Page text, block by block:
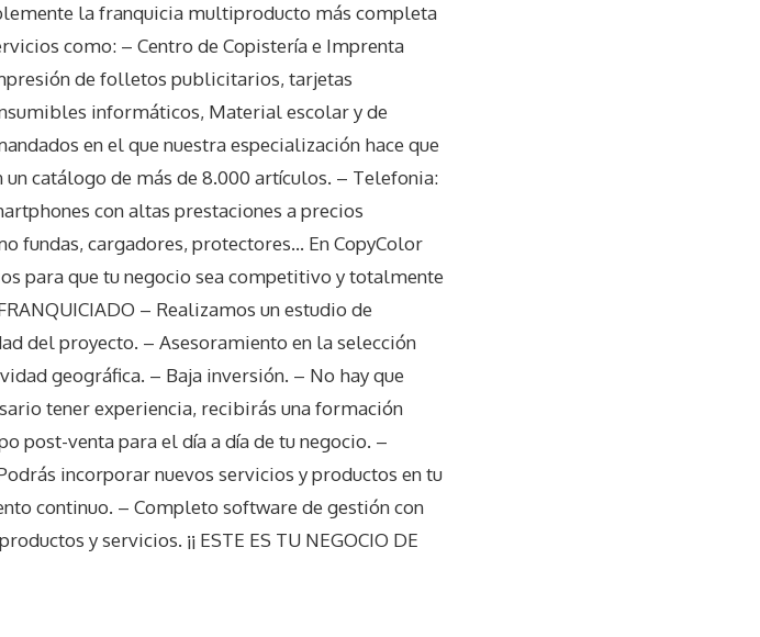
la franquicia multiproducto más completa
como: – Centro de Copistería e Imprenta
de folletos publicitarios, tarjetas
informáticos, Material escolar y de
en el que nuestra especialización hace que
catálogo de más de 8.000 artículos. – Telefonia:
con altas prestaciones a precios
fundas, cargadores, protectores… En CopyColor
para que tu negocio sea competitivo y totalmente
– Realizamos un estudio de
del proyecto. – Asesoramiento en la selección
geográfica. – Baja inversión. – No hay que
tener experiencia, recibirás una formación
post-venta para el día a día de tu negocio. –
incorporar nuevos servicios y productos en tu
continuo. – Completo software de gestión con
y servicios. ¡¡ ESTE ES TU NEGOCIO DE